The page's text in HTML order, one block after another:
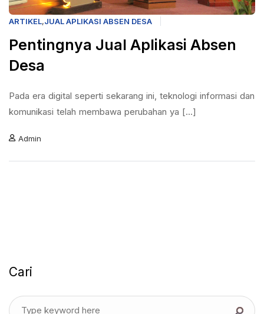
ARTIKEL,JUAL APLIKASI ABSEN DESA
Pentingnya Jual Aplikasi Absen
Desa
Pada era digital seperti sekarang ini, teknologi informasi dan
komunikasi telah membawa perubahan ya [...]
Admin
Cari